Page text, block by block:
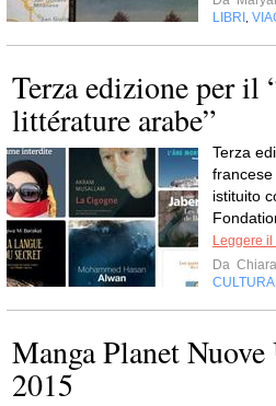
LIBRI
Terza edizione per il
littérature arabe”
Terza
francese
istituito
Leggere
Da
CULTURA
Manga Planet
2015